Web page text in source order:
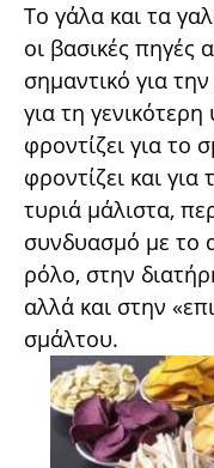
Το γάλα και τα
οι βασικές πηγές
σημαντικό για
για τη
φροντίζει για το
φροντίζει και
τυριά μάλιστα,
συνδυασμό με το
ρόλο, στην
αλλά και στην
σμάλτου.